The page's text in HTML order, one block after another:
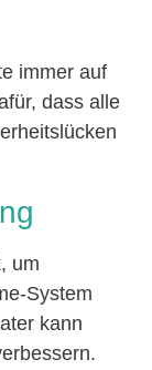
immer auf
dass alle
um
System
kann